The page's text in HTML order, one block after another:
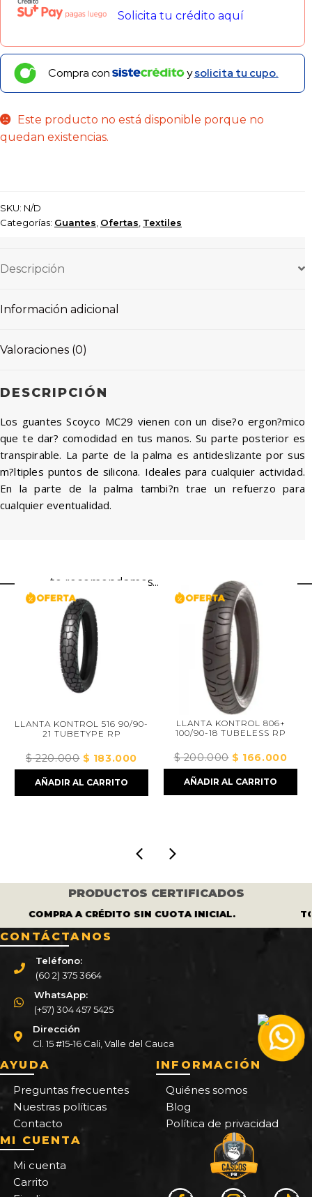
Solicita tu crédito aquí
Compra con ysolicita tu cupo.
Este producto no está disponible porque no
quedan existencias.
SKU: N/D
Categorías: Guantes Ofertas Textiles
Descripción
Información adicional
Valoraciones (0)
DESCRIPCIÓN
Los guantes Scoyco MC29 vienen con un dise?o ergon?mico
que te dar? comodidad en tus manos. Su parte posterior es
transpirable. La parte de la palma es antideslizante por sus
m?ltiples puntos de silicona. Ideales para cualquier actividad.
En la parte de la palma tambi?n trae un refuerzo para
cualquier eventualidad.
te recomendamos...
LLANTA KONTROL 516 90/90-
21 TUBETYPE RP
$220.000 El
precio
original
$ 183.000El
precio
AÑADIR AL CARRITO
LLANTA KONTROL 806+
100/90-18 TUBELESS RP
$200.000 El
precio
original
$ 166.000El
AÑADIR AL CARRITO
PRODUCTOS CERTIFICADOS
COMPRA A CRÉDITO SIN CUOTA INICIAL.
CONTÁCTANOS
Teléfono:
(60 2) 375 3664
WhatsApp:
(+57) 304 457 5425
Dirección
Cl. 15 #15-16 Cali, Valle del Cauca
AYUDA
Preguntas frecuentes
Nuestras políticas
Contacto
INFORMACIÓN
Quiénes somos
Blog
Política de privacidad
MI CUENTA
Mi cuenta
Carrito